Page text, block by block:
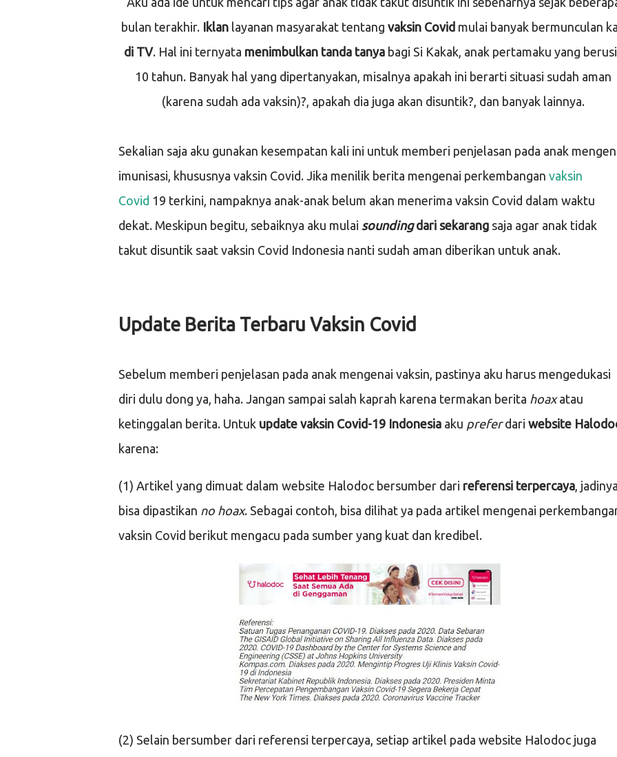
bulan terakhir. Iklan layanan masyarakat tentang vaksin Covid mulai banyak bermunculan
di TV. Hal ini ternyata menimbulkan tanda tanyabagi Si Kakak, anak pertamaku yang
10 tahun. Banyak hal yang dipertanyakan, misalnya apakah ini berarti situasi sudah aman
(karena sudah ada vaksin)?, apakah dia juga akan disuntik?, dan banyak lainnya.
Sekalian saja aku gunakan kesempatan kali ini untuk memberi penjelasan pada anak
imunisasi, khususnya vaksin Covid. Jika menilik berita mengenai perkembangan vaksin
Covid 19 terkini, nampaknya anak-anak belum akan menerima vaksin Covid dalam waktu
dekat. Meskipun begitu, sebaiknya aku mulai soundingdari sekarang saja agar anak tidak
takut disuntik saat vaksin Covid Indonesia nanti sudah aman diberikan untuk anak.
Update Berita Terbaru Vaksin Covid
Sebelum memberi penjelasan pada anak mengenai vaksin, pastinya aku harus mengedukasi
diri dulu dong ya, haha. Jangan sampai salah kaprah karena termakan berita hoaxatau
ketinggalan berita. Untuk update vaksin Covid-19 Indonesia aku preferdari website
karena:
(1) Artikel yang dimuat dalam website Halodoc bersumber dari referensi terpercaya,
bisa dipastikan no hoax. Sebagai contoh, bisa dilihat ya pada artikel mengenai
vaksin Covid berikut mengacu pada sumber yang kuat dan kredibel.
(2) Selain bersumber dari referensi terpercaya, setiap artikel pada website Halodoc juga